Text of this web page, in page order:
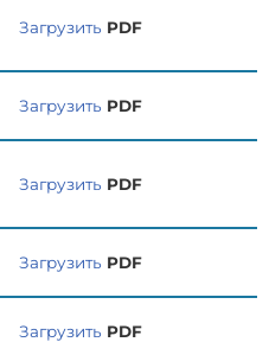
Загрузить PDF
Загрузить PDF
Загрузить PDF
Загрузить PDF
Загрузить PDF